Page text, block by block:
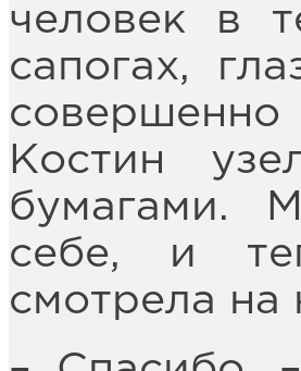
человек в
сапогах,
Костин
бумагами.
себе, и
смотрела на